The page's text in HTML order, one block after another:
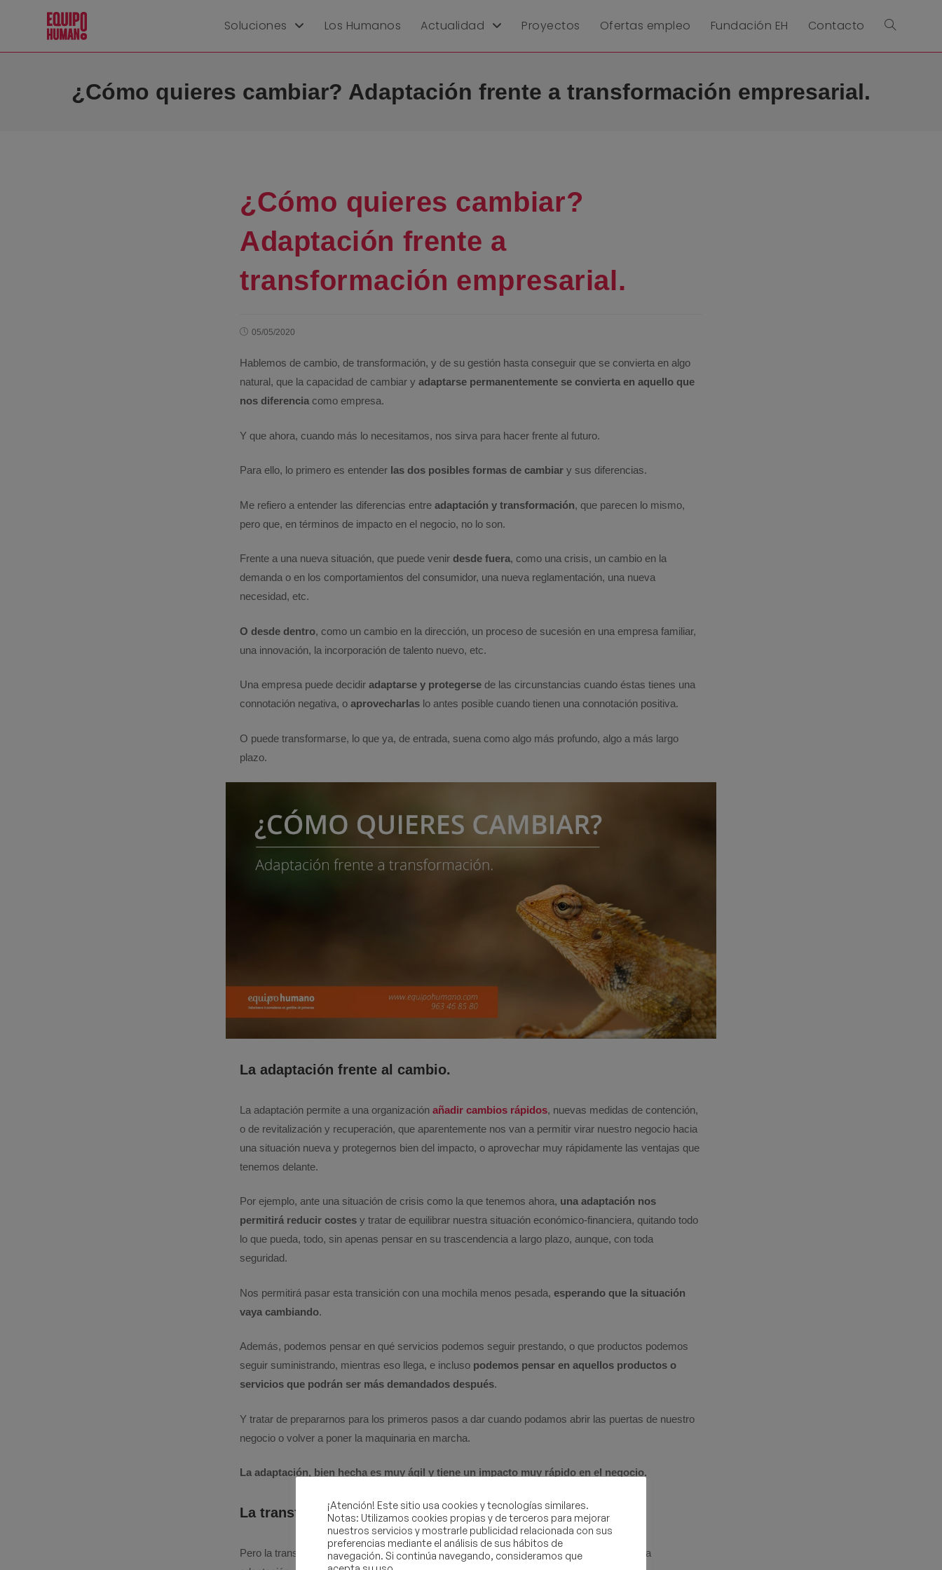
Soluciones Los Humanos Actualidad Proyectos Ofertas empleo Fundación EH Contacto
¿Cómo quieres cambiar? Adaptación frente a transformación empresarial.
¿Cómo quieres cambiar?
Adaptación frente a
transformación empresarial.
05/05/2020
Hablemos de cambio, de transformación, y de su gestión hasta conseguir que se convierta en algo
natural, que la capacidad de cambiar y adaptarse permanentemente se convierta en aquello que
nos diferencia como empresa.
Y que ahora, cuando más lo necesitamos, nos sirva para hacer frente al futuro.
Para ello, lo primero es entender las dos posibles formas de cambiar y sus diferencias.
Me refiero a entender las diferencias entre adaptación y transformación, que parecen lo mismo,
pero que, en términos de impacto en el negocio, no lo son.
Frente a una nueva situación, que puede venir desde fuera, como una crisis, un cambio en la
demanda o en los comportamientos del consumidor, una nueva reglamentación, una nueva
necesidad, etc.
O desde dentro, como un cambio en la dirección, un proceso de sucesión en una empresa familiar,
una innovación, la incorporación de talento nuevo, etc.
Una empresa puede decidir adaptarse y protegerse de las circunstancias cuando éstas tienes una
connotación negativa, o aprovecharlas lo antes posible cuando tienen una connotación positiva.
O puede transformarse, lo que ya, de entrada, suena como algo más profundo, algo a más largo
plazo.
La adaptación frente al cambio.
La adaptación permite a una organización añadir cambios rápidos, nuevas medidas de contención,
o de revitalización y recuperación, que aparentemente nos van a permitir virar nuestro negocio hacia
una situación nueva y protegernos bien del impacto, o aprovechar muy rápidamente las ventajas que
tenemos delante.
Por ejemplo, ante una situación de crisis como la que tenemos ahora, una adaptación nos
permitirá reducir costes y tratar de equilibrar nuestra situación económico-financiera, quitando todo
lo que pueda, todo, sin apenas pensar en su trascendencia a largo plazo, aunque, con toda
seguridad.
Nos permitirá pasar esta transición con una mochila menos pesada, esperando que la situación
vaya cambiando.
Además, podemos pensar en qué servicios podemos seguir prestando, o que productos podemos
seguir suministrando, mientras eso llega, e incluso podemos pensar en aquellos productos o
servicios que podrán ser más demandados después.
Y tratar de prepararnos para los primeros pasos a dar cuando podamos abrir las puertas de nuestro
negocio o volver a poner la maquinaria en marcha.
La adaptación, bien hecha es muy ágil y tiene un impacto muy rápido en el negocio.
La transformación frente al cambio.
Pero la transformacióntiene más transcendencia, y además implica, engloba, a la propia
¡Atención! Este sitio usa cookies y tecnologías similares.
Notas: Utilizamos cookies propias y de terceros para mejorar
nuestros servicios y mostrarle publicidad relacionada con sus
preferencias mediante el análisis de sus hábitos de
navegación. Si continúa navegando, consideramos que